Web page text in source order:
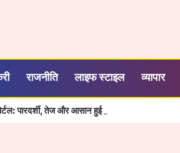
राजनीति लाइफ स्टाइल व्यापार
पारदर्शी, तेज और आसान हुई सरकारी सेवाओं की व्यवस्था